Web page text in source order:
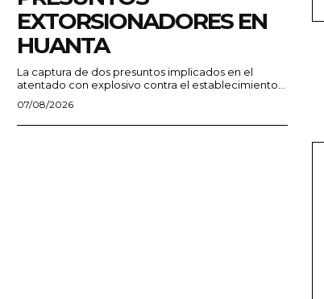
EXTORSIONADORES EN
HUANTA
La captura de dos presuntos implicados en el
atentado con explosivo contra el establecimiento...
07/08/2026